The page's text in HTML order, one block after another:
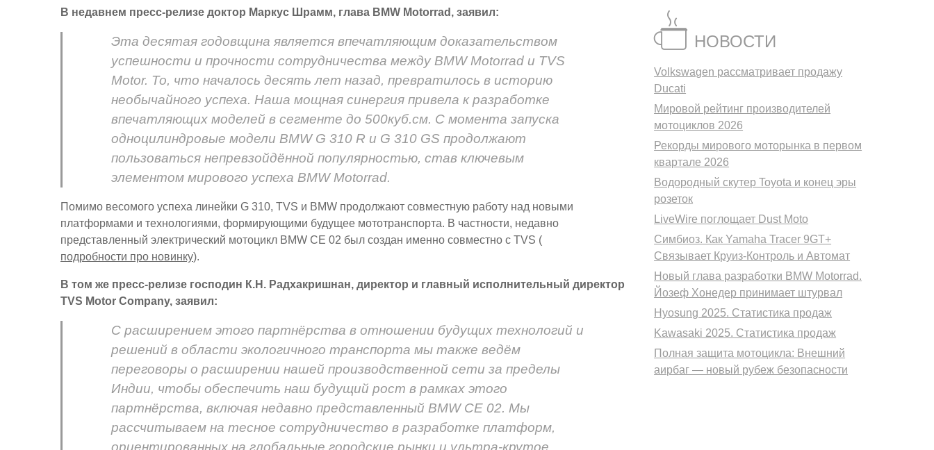
В недавнем пресс-релизе доктор Маркус Шрамм, глава BMW Motorrad, заявил:
Эта десятая годовщина является впечатляющим доказательством
успешности и прочности сотрудничества между BMW Motorrad и TVS
Motor. То, что началось десять лет назад, превратилось в историю
необычайного успеха. Наша мощная синергия привела к разработке
впечатляющих моделей в сегменте до 500куб.см. С момента запуска
одноцилиндровые модели BMW G 310 R и G 310 GS продолжают
пользоваться непревзойдённой популярностью, став ключевым
элементом мирового успеха BMW Motorrad.
Помимо весомого успеха линейки G 310, TVS и BMW продолжают совместную работу над новыми
платформами и технологиями, формирующими будущее мототранспорта. В частности, недавно
представленный электрический мотоцикл BMW CE 02 был создан именно совместно с TVS (
подробности про новинку).
В том же пресс-релизе господин К.Н. Радхакришнан, директор и главный исполнительный директор
TVS Motor Company, заявил:
С расширением этого партнёрства в отношении будущих технологий и
решений в области экологичного транспорта мы также ведём
переговоры о расширении нашей производственной сети за пределы
Индии, чтобы обеспечить наш будущий рост в рамках этого
партнёрства, включая недавно представленный BMW CE 02. Мы
рассчитываем на тесное сотрудничество в разработке платформ,
ориентированных на глобальные городские рынки и ультра-крутое
НОВОСТИ
Volkswagen рассматривает продажу
Ducati
Мировой рейтинг производителей
мотоциклов 2026
Рекорды мирового моторынка в первом
квартале 2026
Водородный скутер Toyota и конец эры
розеток
LiveWire поглощает Dust Moto
Симбиоз. Как Yamaha Tracer 9GT+
Связывает Круиз-Контроль и Автомат
Новый глава разработки BMW Motorrad.
Йозеф Хонедер принимает штурвал
Hyosung 2025. Статистика продаж
Kawasaki 2025. Статистика продаж
Полная защита мотоцикла: Внешний
аирбаг — новый рубеж безопасности